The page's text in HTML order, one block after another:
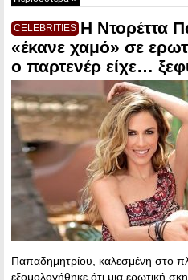
CELEBRITIES Η Ντορέττα
«έκανε χαμό» σε
ο παρτενέρ είχε…
Παπαδημητρίου, καλεσμένη στο
εξομολογήθηκε ότι μια ερωτική